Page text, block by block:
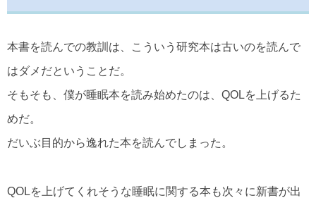
本書を読んでの教訓は、こういう研究本は古いのを読んで
はダメだということだ。
そもそも、僕が睡眠本を読み始めたのは、QOLを上げるた
めだ。
だいぶ目的から逸れた本を読んでしまった。
QOLを上げてくれそうな睡眠に関する本も次々に新書が出